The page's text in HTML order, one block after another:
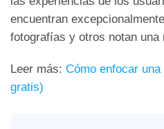
encuentran
fotografías y otros notan una
Leer más: Cómo enfocar
gratis)